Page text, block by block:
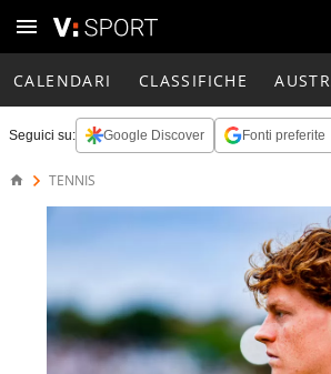
CALENDARI CLASSIFICHE
Seguici su: Google Discover Fonti preferite
TENNIS